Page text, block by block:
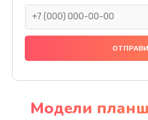
Замена
Модели